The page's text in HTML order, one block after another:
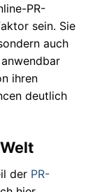
PR-
sein. Sie
auch
ihren
deutlich
der PR-